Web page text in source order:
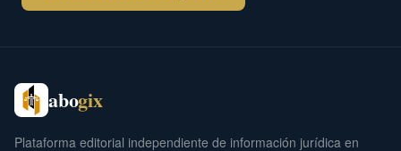
abogix
Plataforma editorial independiente de información jurídica en